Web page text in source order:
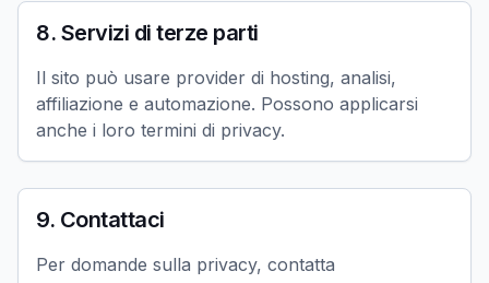
8. Servizi di terze parti
Il sito può usare provider di hosting, analisi,
affiliazione e automazione. Possono applicarsi
anche i loro termini di privacy.
9. Contattaci
Per domande sulla privacy, contatta